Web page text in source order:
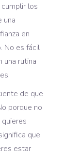
los
una
en
No es fácil
una rutina
de que
porque no
que
estar